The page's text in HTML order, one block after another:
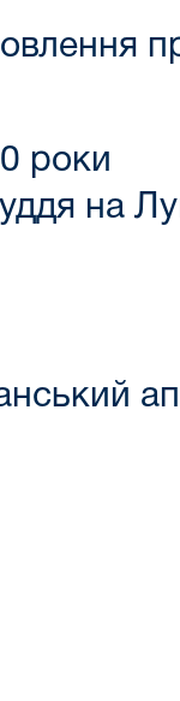
роки
на